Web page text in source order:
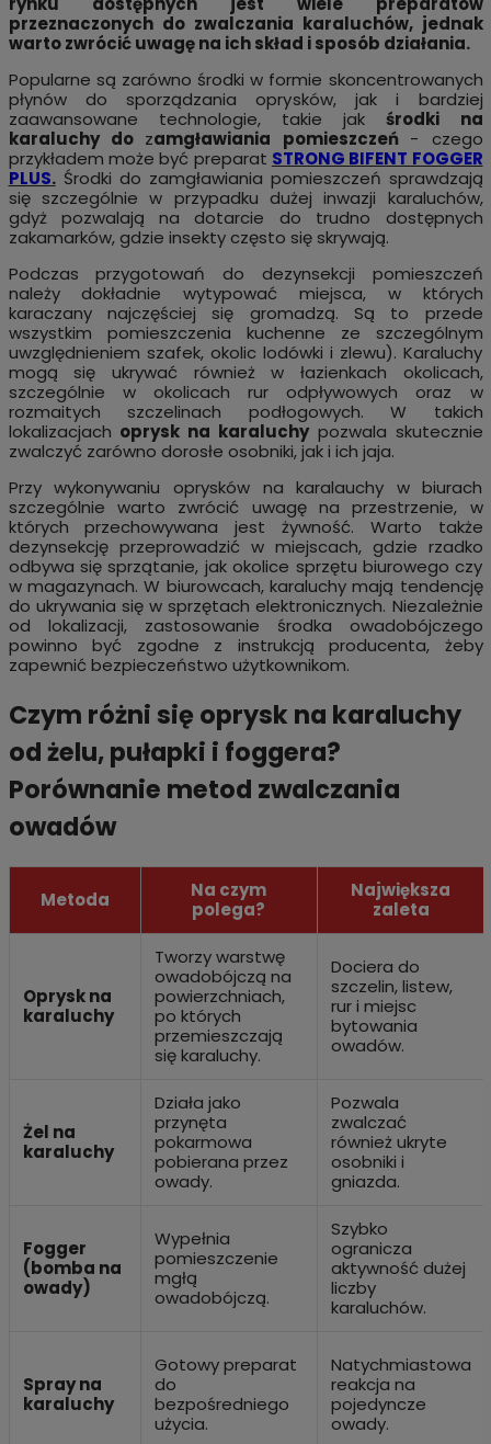
przeznaczonych do zwalczania karaluchów, jednak
warto zwrócić uwagę na ich skład i sposób działania.
Popularne są zarówno środki w formie skoncentrowanych
płynów do sporządzania oprysków, jak i bardziej
zaawansowane technologie, takie jakśrodki na
karaluchy do zamgławiania pomieszczeń - czego
przykładem może być preparat STRONG BIFENT FOGGER
PLUS.Środki do zamgławiania pomieszczeń sprawdzają
się szczególnie w przypadku dużej inwazji karaluchów,
gdyż pozwalają na dotarcie do trudno dostępnych
zakamarków, gdzie insekty często się skrywają.
Podczas przygotowań do dezynsekcji pomieszczeń
należy dokładnie wytypować miejsca, w których
karaczany najczęściej się gromadzą. Są to przede
wszystkim pomieszczenia kuchenne ze szczególnym
uwzględnieniem szafek, okolic lodówki i zlewu). Karaluchy
mogą się ukrywać również w łazienkach okolicach,
szczególnie w okolicach rur odpływowych oraz w
rozmaitych szczelinach podłogowych. W takich
lokalizacjach oprysk na karaluchypozwala skutecznie
zwalczyć zarówno dorosłe osobniki, jak i ich jaja.
Przy wykonywaniu oprysków na karalauchy w biurach
szczególnie warto zwrócić uwagę na przestrzenie, w
których przechowywana jest żywność. Warto także
dezynsekcję przeprowadzić w miejscach, gdzie rzadko
odbywa się sprzątanie, jak okolice sprzętu biurowego czy
w magazynach. W biurowcach, karaluchy mają tendencję
do ukrywania się w sprzętach elektronicznych. Niezależnie
od lokalizacji, zastosowanie środka owadobójczego
powinno być zgodne z instrukcją producenta, żeby
zapewnić bezpieczeństwo użytkownikom.
Czym różni się oprysk na karaluchy
od żelu, pułapki i foggera?
Porównanie metod zwalczania
owadów
Metoda
Na czym
polega?
Największa
zaleta
Oprysk na
karaluchy
Tworzy warstwę
owadobójczą na
powierzchniach,
po których
przemieszczają
się karaluchy.
Dociera do
szczelin, listew,
rur i miejsc
bytowania
owadów.
Żel na
karaluchy
Działa jako
przynęta
pokarmowa
pobierana przez
owady.
Pozwala
zwalczać
również ukryte
osobniki i
gniazda.
Fogger
(bomba na
owady)
Wypełnia
pomieszczenie
mgłą
owadobójczą.
Szybko
ogranicza
aktywność dużej
liczby
karaluchów.
Spray na
karaluchy
Gotowy preparat
do
bezpośredniego
użycia.
Natychmiastowa
reakcja na
pojedyncze
owady.